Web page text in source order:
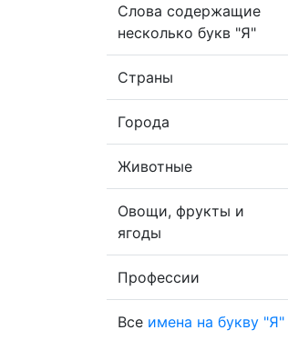
Слова содержащие
несколько букв "Я"
Страны
Города
Животные
Овощи, фрукты и
ягоды
Профессии
Все имена на букву "Я"